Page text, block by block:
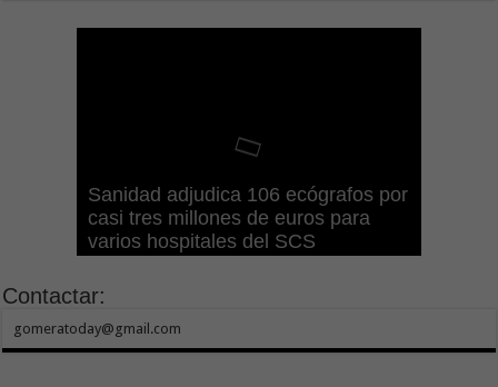
Sanidad adjudica 106 ecógrafos por
casi tres millones de euros para
varios hospitales del SCS
puntuación en el Índice de
Transparencia de Canarias por
cuarto año consecutivo
ayudas del POSEICAN-Pesca al
sector por valor de 7,09 M€ tras
aumentar las cuantías
Transición Ecológica coordina con
Ashotel su adhesión a la Red de
Refugios Climáticos de Canarias
parque de vivienda protegida en
régimen de alquiler asequible de
Tenerife
diagnóstica de los centros de salud
con el impulso de la ecografía
clínica
Contactar:
gomeratoday@gmail.com